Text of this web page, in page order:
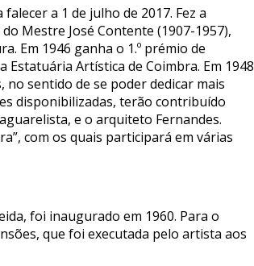
a 1 de julho de 2017. Fez a
Mestre José Contente (1907-1957),
Em 1946 ganha o 1.º prémio de
Estatuária Artística de Coimbra. Em 1948
no sentido de se poder dedicar mais
disponibilizadas, terão contribuído
e o arquiteto Fernandes.
com os quais participará em várias
foi inaugurado em 1960. Para o
que foi executada pelo artista aos